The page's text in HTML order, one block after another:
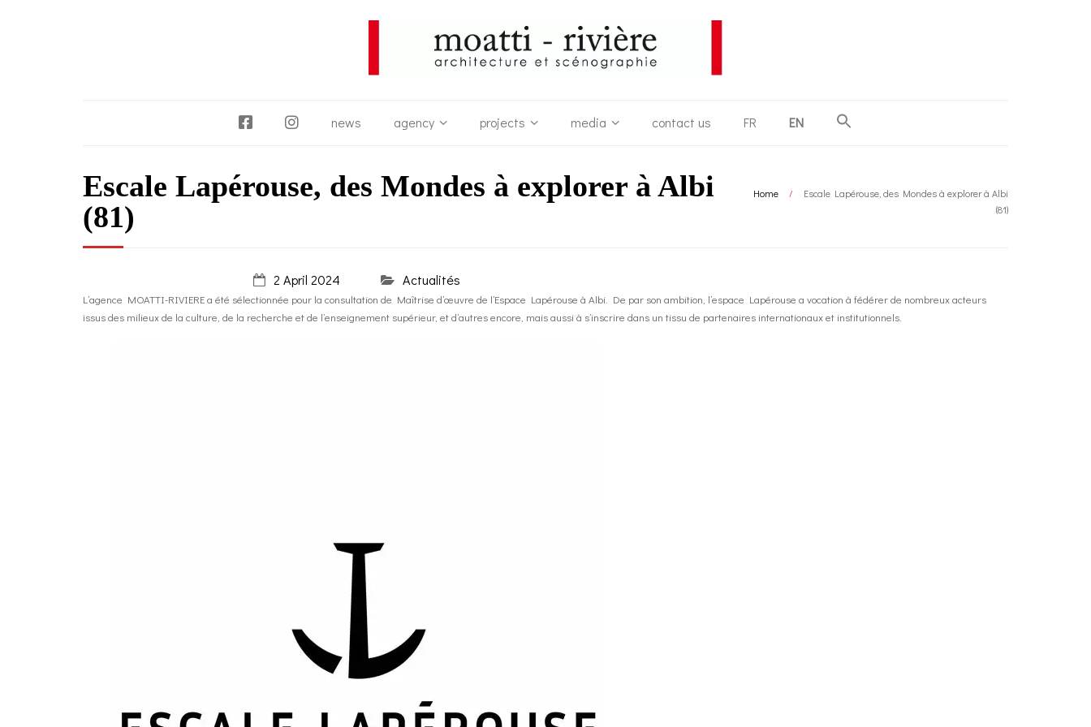
F
e
b
I
t
a
m
news agency projects media contact us FR EN
Escale Lapérouse, des Mondes à explorer à Albi
(81)
Home /
Escale Lapérouse, des Mondes à explorer à Albi
(81)
2 April 2024 Actualités
L’agence MOATTI-RIVIERE a été sélectionnée pour la consultation de Maîtrise d’œuvre de l’Espace Lapérouse à Albi. De par son ambition, l’espace Lapérouse a vocation à fédérer de nombreux acteurs
issus des milieux de la culture, de la recherche et de l’enseignement supérieur, et d’autres encore, mais aussi à s’inscrire dans un tissu de partenaires internationaux et institutionnels.